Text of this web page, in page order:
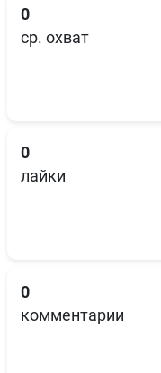
0
ср. охват
0
лайки
0
комментарии